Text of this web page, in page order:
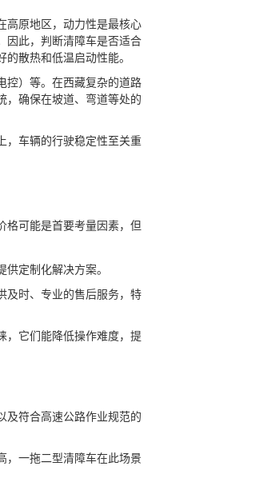
高原地区，动力性是最核心
因此，判断清障车是否适合
散热和低温启动性能。
控）等。在西藏复杂的道路
，确保在坡道、弯道等处的
，车辆的行驶稳定性至关重
格可能是首要考量因素，但
定制化解决方案。
及时、专业的售后服务，特
，它们能降低操作难度，提
及符合高速公路作业规范的
，一拖二型清障车在此场景